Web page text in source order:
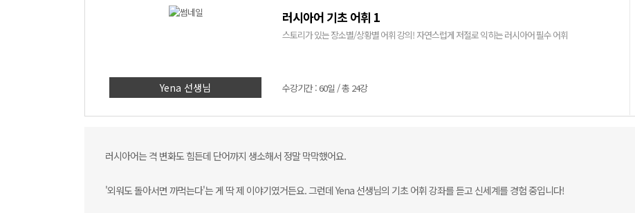
Yena 선생님
러시아어 기초 어휘 1
스토리가 있는 장소별/상황별 어휘 강의! 자연스럽게 저절로 익히는 러시아어 필수 어휘
수강기간 : 60일 / 총 24강
러시아어는 격 변화도 힘든데 단어까지 생소해서 정말 막막했어요.
'외워도 돌아서면 까먹는다'는 게 딱 제 이야기였거든요. 그런데 Yena 선생님의 기초 어휘 강좌를 듣고 신세계를 경험 중입니다!